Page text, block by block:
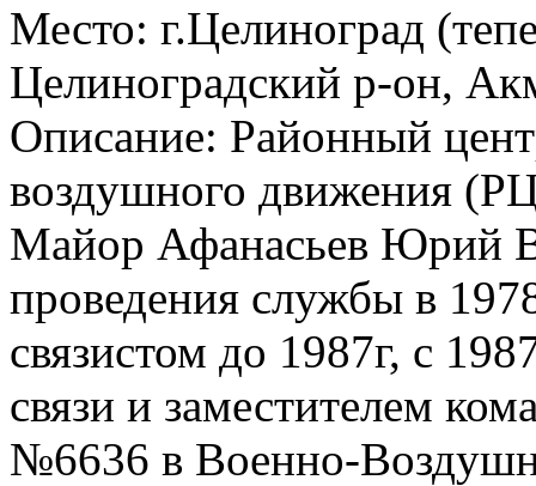
Место: г.Целиноград
Целиноградский р-он,
Описание: Районный
воздушного движения
Майор Афанасьев Юрий
проведения службы в
связистом до 1987г, с
связи и заместителем
№6636 в Военно-